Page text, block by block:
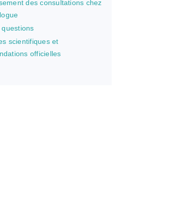
des consultations chez
scientifiques et
officielles